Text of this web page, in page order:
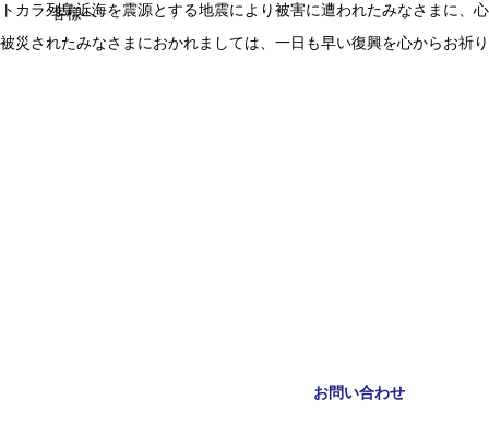
客様へ
トカラ列島近海を震源とする地震により被害に遭われたみなさまに、
被災されたみなさまにおかれましては、一日も早い復興を心からお祈
お問い合わせ